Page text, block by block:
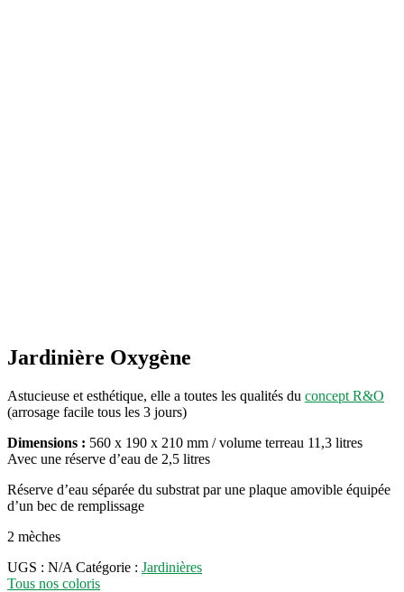
Jardinière Oxygène
Astucieuse et esthétique, elle a toutes les qualités du concept R&O
(arrosage facile tous les 3 jours)
Dimensions : 560 x 190 x 210 mm / volume terreau 11,3 litres
Avec une réserve d’eau de 2,5 litres
Réserve d’eau séparée du substrat par une plaque amovible équipée
d’un bec de remplissage
2 mèches
UGS : N/A Catégorie : Jardinières
Tous nos coloris